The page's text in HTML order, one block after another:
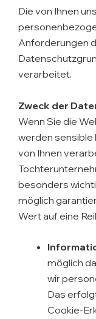
Die von Ihnen
Anforderungen
verarbeitet.
Zweck der
Wenn Sie die
werden sensible
von Ihnen
besonders
möglich
Wert auf eine
möglich
wir
Das
Cookie-